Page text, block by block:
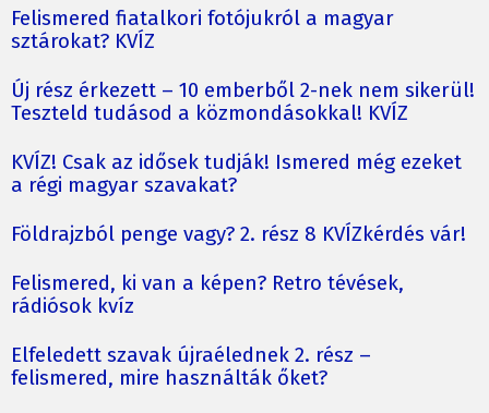
Felismered fiatalkori fotójukról a magyar
sztárokat? KVÍZ
Új rész érkezett – 10 emberből 2-nek nem sikerül!
Teszteld tudásod a közmondásokkal! KVÍZ
KVÍZ! Csak az idősek tudják! Ismered még ezeket
a régi magyar szavakat?
Földrajzból penge vagy? 2. rész 8 KVÍZkérdés vár!
Felismered, ki van a képen? Retro tévések,
rádiósok kvíz
Elfeledett szavak újraélednek 2. rész –
felismered, mire használták őket?